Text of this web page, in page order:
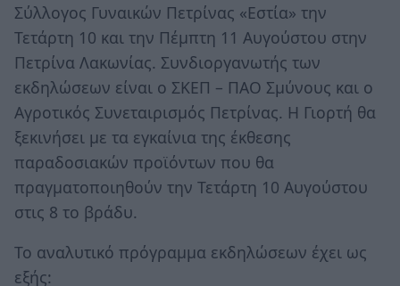
Σύλλογος Γυναικών Πετρίνας «Εστία» την
Τετάρτη 10 και την Πέμπτη 11 Αυγούστου στην
Πετρίνα Λακωνίας. Συνδιοργανωτής των
εκδηλώσεων είναι ο ΣΚΕΠ – ΠΑΟ Σμύνους και ο
Αγροτικός Συνεταιρισμός Πετρίνας. Η Γιορτή θα
ξεκινήσει με τα εγκαίνια της έκθεσης
παραδοσιακών προϊόντων που θα
πραγματοποιηθούν την Τετάρτη 10 Αυγούστου
στις 8 το βράδυ.
Το αναλυτικό πρόγραμμα εκδηλώσεων έχει ως
εξής: